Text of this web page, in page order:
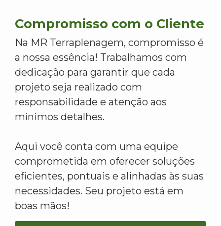
Compromisso com o Cliente
Na MR Terraplenagem, compromisso é
a nossa essência! Trabalhamos com
dedicação para garantir que cada
projeto seja realizado com
responsabilidade e atenção aos
mínimos detalhes.
Aqui você conta com uma equipe
comprometida em oferecer soluções
eficientes, pontuais e alinhadas às suas
necessidades. Seu projeto está em
boas mãos!